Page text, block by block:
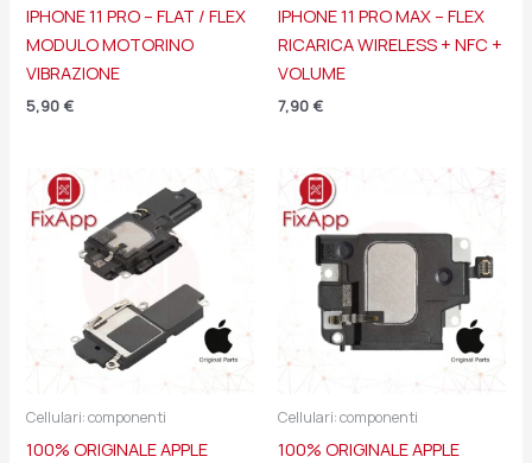
IPHONE 11 PRO – FLAT / FLEX
MODULO MOTORINO
VIBRAZIONE
5,90 €
IPHONE 11 PRO MAX – FLEX
RICARICA WIRELESS + NFC +
VOLUME
7,90 €
Cellulari: componenti
100% ORIGINALE APPLE
Cellulari: componenti
100% ORIGINALE APPLE